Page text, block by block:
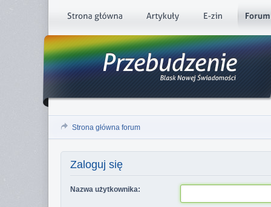
Strona główna forum
Zaloguj się
Nazwa użytkownika: